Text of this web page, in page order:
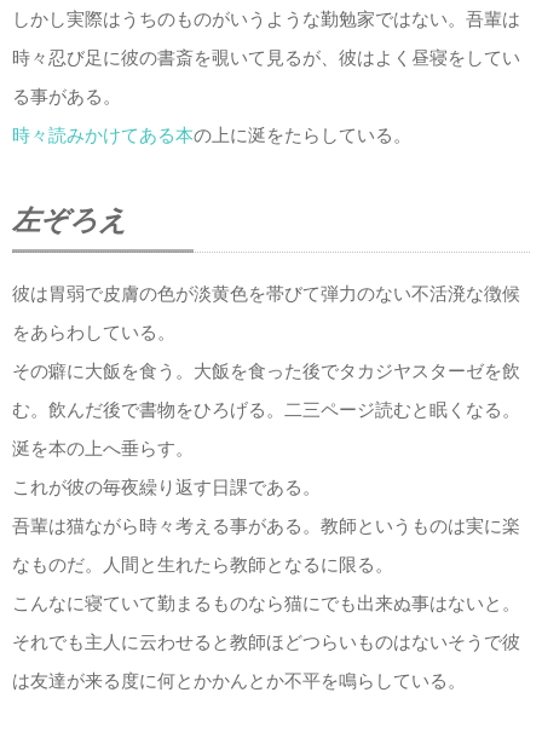
しかし実際はうちのものがいうような勤勉家ではない。吾輩は
時々忍び足に彼の書斎を覗いて見るが、彼はよく昼寝をしてい
る事がある。
時々読みかけてある本の上に涎をたらしている。
左ぞろえ
彼は胃弱で皮膚の色が淡黄色を帯びて弾力のない不活溌な徴候
をあらわしている。
その癖に大飯を食う。大飯を食った後でタカジヤスターゼを飲
む。飲んだ後で書物をひろげる。二三ページ読むと眠くなる。
涎を本の上へ垂らす。
これが彼の毎夜繰り返す日課である。
吾輩は猫ながら時々考える事がある。教師というものは実に楽
なものだ。人間と生れたら教師となるに限る。
こんなに寝ていて勤まるものなら猫にでも出来ぬ事はないと。
それでも主人に云わせると教師ほどつらいものはないそうで彼
は友達が来る度に何とかかんとか不平を鳴らしている。